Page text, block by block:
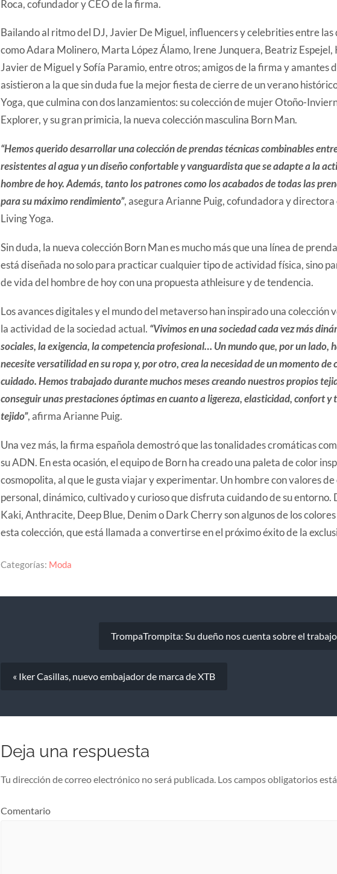
Roca, cofundador y CEO de la firma.
Bailando al ritmo del DJ, Javier De Miguel, influencers y celebrities entre las
como Adara Molinero, Marta López Álamo, Irene Junquera, Beatriz Espejel,
Javier de Miguel y Sofía Paramio, entre otros; amigos de la firma y amantes
asistieron a la que sin duda fue la mejor fiesta de cierre de un verano
Yoga, que culmina con dos lanzamientos: su colección de mujer Otoño-
Explorer, y su gran primicia, la nueva colección masculina Born Man.
“Hemos querido desarrollar una colección de prendas técnicas combinables
resistentes al agua y un diseño confortable y vanguardista que se adapte a la
hombre de hoy. Además, tanto los patrones como los acabados de todas las
para su máximo rendimiento”, asegura Arianne Puig, cofundadora y
Living Yoga.
Sin duda, la nueva colección Born Man es mucho más que una línea de
está diseñada no solo para practicar cualquier tipo de actividad física, sino
de vida del hombre de hoy con una propuesta athleisure y de tendencia.
Los avances digitales y el mundo del metaverso han inspirado una colección
la actividad de la sociedad actual. “Vivimos en una sociedad cada vez más
sociales, la exigencia, la competencia profesional… Un mundo que, por un lado,
necesite versatilidad en su ropa y, por otro, crea la necesidad de un momento de
cuidado. Hemos trabajado durante muchos meses creando nuestros propios
conseguir unas prestaciones óptimas en cuanto a ligereza, elasticidad, confort
tejido”, afirma Arianne Puig.
Una vez más, la firma española demostró que las tonalidades cromáticas
su ADN. En esta ocasión, el equipo de Born ha creado una paleta de color
cosmopolita, al que le gusta viajar y experimentar. Un hombre con valores
personal, dinámico, cultivado y curioso que disfruta cuidando de su entorno.
Kaki, Anthracite, Deep Blue, Denim o Dark Cherry son algunos de los
esta colección, que está llamada a convertirse en el próximo éxito de la
Categorías: Moda
TrompaTrompita: Su dueño nos cuenta sobre el
« Iker Casillas, nuevo embajador de marca de XTB
Deja una respuesta
Tu dirección de correo electrónico no será publicada. Los campos obligatorios
Comentario